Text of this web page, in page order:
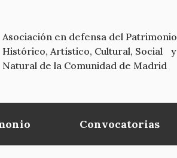
Asociación en defensa del Patrimonio
Histórico, Artístico, Cultural, Social y
Natural de la Comunidad de Madrid
Convocatorias